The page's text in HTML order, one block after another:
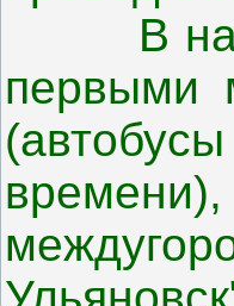
В
первыми